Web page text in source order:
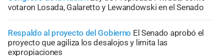
votaron Losada, Galaretto y Lewandowski en el Senado
Respaldo al proyecto del Gobierno El Senado aprobó el
proyecto que agiliza los desalojos y limita las
expropiaciones